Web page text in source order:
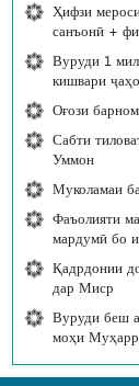
Ҳифзи
санъонӣ +
Вуруди 1
кишвари
Оғози
Сабти
Уммон
Муколамаи
Фаъолияти
мардумӣ бо
Қадрдонии
дар Миср
Вуруди беш
моҳи